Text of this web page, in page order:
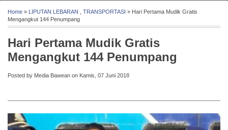
Home » LIPUTAN LEBARAN TRANSPORTASI » Hari Pertama Mudik Gratis
Mengangkut 144 Penumpang
Hari Pertama Mudik Gratis
Mengangkut 144 Penumpang
Posted by Media Bawean on Kamis, 07 Juni 2018